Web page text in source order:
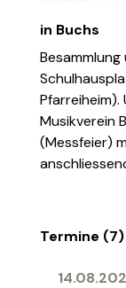
in Buchs
Pfarreiheim).
Musikverein
(Messfeier)
Termine (7)